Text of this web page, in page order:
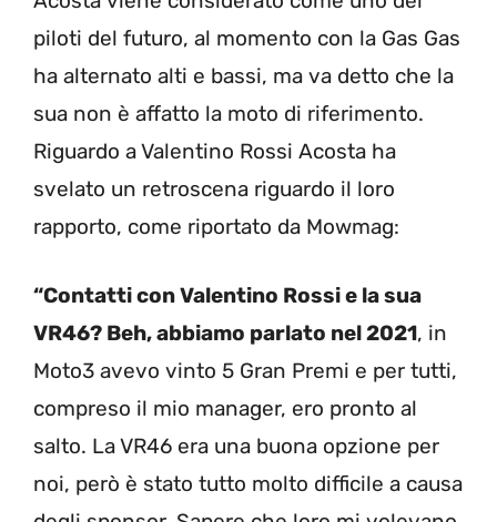
piloti del futuro, al momento con la Gas Gas
ha alternato alti e bassi, ma va detto che la
sua non è affatto la moto di riferimento.
Riguardo a Valentino Rossi Acosta ha
svelato un retroscena riguardo il loro
rapporto, come riportato da Mowmag:
“Contatti con Valentino Rossi e la sua
VR46? Beh, abbiamo parlato nel 2021, in
Moto3 avevo vinto 5 Gran Premi e per tutti,
compreso il mio manager, ero pronto al
salto. La VR46 era una buona opzione per
noi, però è stato tutto molto difficile a causa